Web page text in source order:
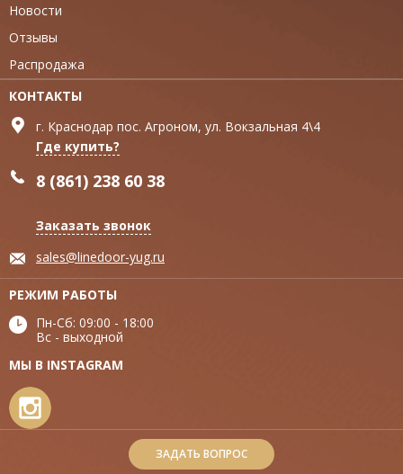
Новости
Отзывы
Распродажа
КОНТАКТЫ
г. Краснодар пос. Агроном, ул. Вокзальная 4\4
Где купить?
8 (861) 238 60 38
Заказать звонок
sales@linedoor-yug.ru
РЕЖИМ РАБОТЫ
Пн-Сб: 09:00 - 18:00
Вс - выходной
МЫ В INSTAGRAM
ЗАДАТЬ ВОПРОС